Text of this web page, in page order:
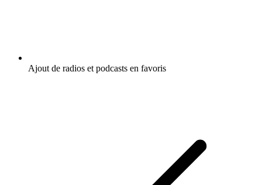
Ajout de radios et podcasts en favoris